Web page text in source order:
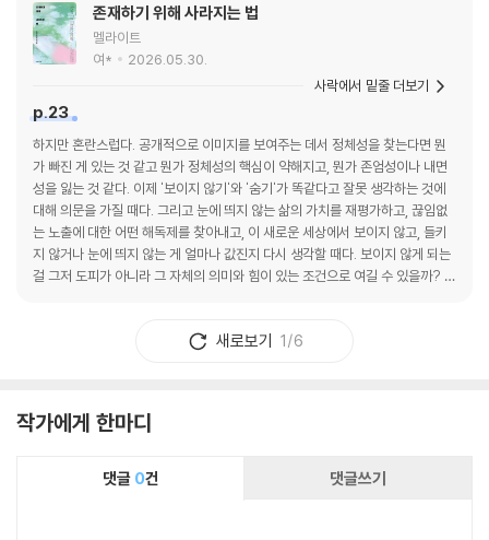
존재하기 위해 사라지는 법
멜라이트
여*
2026.05.30.
p.23
하지만 혼란스럽다. 공개적으로 이미지를 보여주는 데서 정체성을 찾는다면 뭔
가 빠진 게 있는 것 같고 뭔가 정체성의 핵심이 약해지고, 뭔가 존엄성이나 내면
성을 잃는 것 같다. 이제 '보이지 않기'와 '숨기'가 똑같다고 잘못 생각하는 것에
대해 의문을 가질 때다. 그리고 눈에 띄지 않는 삶의 가치를 재평가하고, 끊임없
는 노출에 대한 어떤 해독제를 찾아내고, 이 새로운 세상에서 보이지 않고, 들키
지 않거나 눈에 띄지 않는 게 얼마나 값진지 다시 생각할 때다. 보이지 않게 되는
걸 그저 도피가 아니라 그 자체의 의미와 힘이 있는 조건으로 여길 수 있을까? 보
사락에서 밑줄 더보기
새로보기 1/6
작가에게 한마디
댓글 0건 댓글쓰기